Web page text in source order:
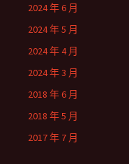
2024 年 6 月
2024 年 5 月
2024 年 4 月
2024 年 3 月
2018 年 6 月
2018 年 5 月
2017 年 7 月